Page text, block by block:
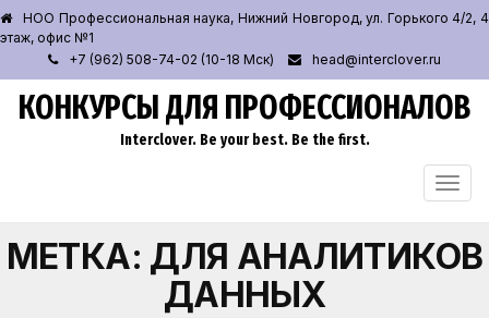
НОО Профессиональная наука, Нижний Новгород, ул. Горького 4/2, 4
этаж, офис №1
+7 (962) 508-74-02 (10-18 Мск)
head@interclover.ru
КОНКУРСЫ ДЛЯ ПРОФЕССИОНАЛОВ
Interclover. Be your best. Be the first.
МЕТКА: ДЛЯ АНАЛИТИКОВ
ДАННЫХ